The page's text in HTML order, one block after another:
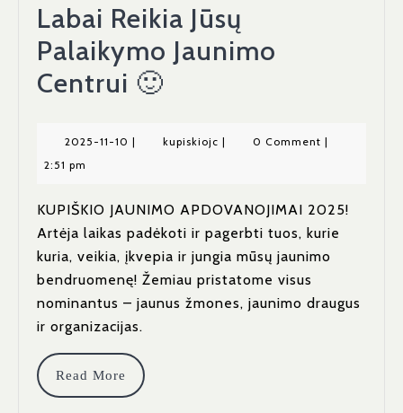
Labai Reikia Jūsų
Palaikymo Jaunimo
Centrui 🙂
Jūsų
Jaunimo
Centrui
🙂
2025-11-10 2025-
| kupiskiojc kupiskiojc
| 0 Comment |
2:51 pm
KUPIŠKIO JAUNIMO APDOVANOJIMAI 2025!
Artėja laikas padėkoti ir pagerbti tuos, kurie
kuria, veikia, įkvepia ir jungia mūsų jaunimo
bendruomenę! Žemiau pristatome visus
nominantus – jaunus žmones, jaunimo draugus
ir organizacijas.
Read More
Read